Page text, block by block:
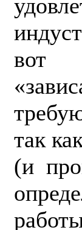
так
(и